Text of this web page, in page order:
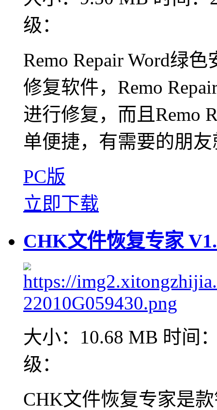
级：
Remo Repair Word绿
修复软件，Remo
进行修复，而且Remo
单便捷，有需要的朋
PC版
立即下载
CHK文件恢复专家
大小：10.68 MB 时间
级：
CHK文件恢复专家是